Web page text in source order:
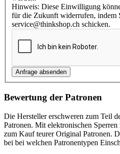
Hinweis: Diese Einwilligung
für die Zukunft widerrufen, indem
service@thinkshop.ch schicken.
Bewertung der Patronen
Die Hersteller erschweren zum Teil
Patronen. Mit elektronischen
zum Kauf teurer Original Patronen.
bei bei welchen Patronentypen